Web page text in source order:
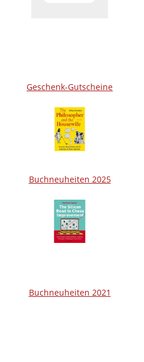
Geschenk-Gutscheine
Buchneuheiten 2025
Buchneuheiten 2021